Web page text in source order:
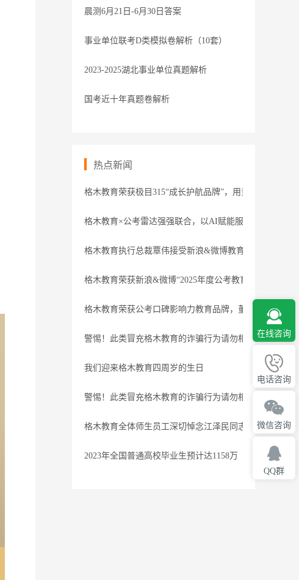
晨测6月21日-6月30日答案
事业单位联考D类模拟卷解析（10套）
2023-2025湖北事业单位真题解析
国考近十年真题卷解析
热点新闻
格木教育荣获极目315“成长护航品牌”，用责任守护职业
格木教育×公考雷达强强联合，以AI赋能服务
格木教育执行总裁覃伟接受新浪&微博教育盛典专访
格木教育荣获新浪&微博“2025年度公考教育领导力品牌”
格木教育荣获公考口碑影响力教育品牌，董事长接受腾
警惕！此类冒充格木教育的诈骗行为请勿相信
我们迎来格木教育四周岁的生日
警惕！此类冒充格木教育的诈骗行为请勿相信
格木教育全体师生员工深切悼念江泽民同志
2023年全国普通高校毕业生预计达1158万
在线咨询
电话咨询
微信咨询
QQ群